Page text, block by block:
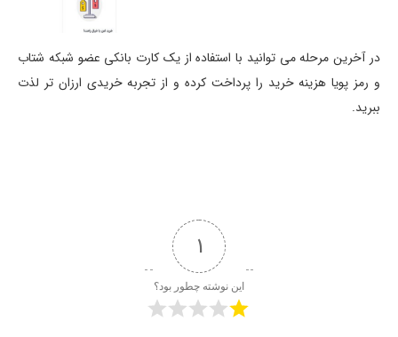
در آخرین مرحله می توانید با استفاده از یک کارت بانکی عضو شبکه شتاب
و رمز پویا هزینه خرید را پرداخت کرده و از تجربه خریدی ارزان تر لذت
ببرید.
1
این نوشته چطور بود؟